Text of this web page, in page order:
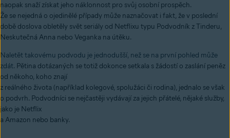
naopak snaží získat jeho náklonnost pro svůj osobní prospěch.
Že se nejedná o ojedinělé případy může naznačovat i fakt, že v poslední
době doslova obletěly svět seriály od Netflixu typu Podvodník z Tinderu,
Neskutečná Anna nebo Veganka na útěku.
Naletět takovému podvodu je jednodušší, než se na první pohled může
zdát. Pětina dotázaných se totiž dokonce setkala s žádostí o zaslání peněz
od někoho, koho znají
z reálného života (například kolegové, spolužáci či rodina), jednalo se však
o podvrh. Podvodníci se nejčastěji vydávají za jejich přátelé, nějaké služby,
jako je Netflix
a Amazon nebo banky.